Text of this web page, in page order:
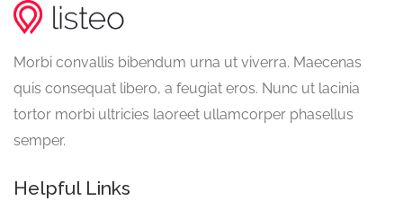
Morbi convallis bibendum urna ut viverra. Maecenas
quis consequat libero, a feugiat eros. Nunc ut lacinia
tortor morbi ultricies laoreet ullamcorper phasellus
semper.
Helpful Links